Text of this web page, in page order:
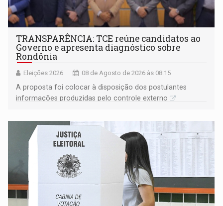
TRANSPARÊNCIA: TCE reúne candidatos ao
Governo e apresenta diagnóstico sobre
Rondônia
Eleições 2026 08 de Agosto de 2026 às 08:15
A proposta foi colocar à disposição dos postulantes
informações produzidas pelo controle externo